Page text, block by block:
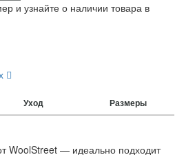
и узнайте о наличии товара в
Уход Размеры
WoolStreet — идеально подходит